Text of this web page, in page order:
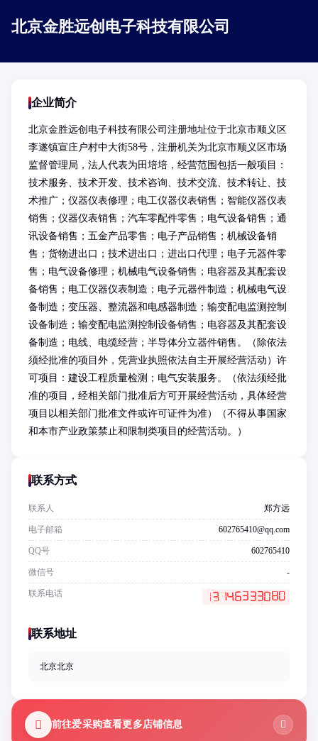
北京金胜远创电子科技有限公司
企业简介
北京金胜远创电子科技有限公司注册地址位于北京市顺义区
李遂镇宣庄户村中大街58号，注册机关为北京市顺义区市场
监督管理局，法人代表为田培培，经营范围包括一般项目：
技术服务、技术开发、技术咨询、技术交流、技术转让、技
术推广；仪器仪表修理；电工仪器仪表销售；智能仪器仪表
销售；仪器仪表销售；汽车零配件零售；电气设备销售；通
讯设备销售；五金产品零售；电子产品销售；机械设备销
售；货物进出口；技术进出口；进出口代理；电子元器件零
售；电气设备修理；机械电气设备销售；电容器及其配套设
备销售；电工仪器仪表制造；电子元器件制造；机械电气设
备制造；变压器、整流器和电感器制造；输变配电监测控制
设备制造；输变配电监测控制设备销售；电容器及其配套设
备制造；电线、电缆经营；半导体分立器件销售。（除依法
须经批准的项目外，凭营业执照依法自主开展经营活动）许
可项目：建设工程质量检测；电气安装服务。（依法须经批
准的项目，经相关部门批准后方可开展经营活动，具体经营
项目以相关部门批准文件或许可证件为准）（不得从事国家
和本市产业政策禁止和限制类项目的经营活动。）
联系方式
联系人 郑方远
电子邮箱 602765410@qq.com
QQ号 602765410
微信号 -
联系电话
联系地址
北京北京
前往爱采购查看更多店铺信息